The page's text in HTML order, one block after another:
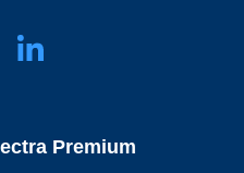
Premium